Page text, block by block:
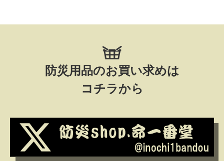
防災用品のお買い求めは
コチラから